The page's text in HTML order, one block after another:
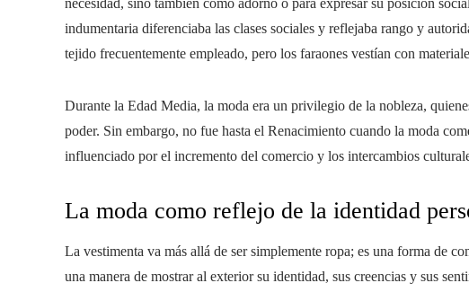
necesidad, sino también como adorno o para expresar su posición
indumentaria diferenciaba las clases sociales y reflejaba rango y
tejido frecuentemente empleado, pero los faraones vestían con
Durante la Edad Media, la moda era un privilegio de la nobleza,
poder. Sin embargo, no fue hasta el Renacimiento cuando la moda
influenciado por el incremento del comercio y los intercambios
La moda como reflejo de la identidad
La vestimenta va más allá de ser simplemente ropa; es una forma de
una manera de mostrar al exterior su identidad, sus creencias y sus